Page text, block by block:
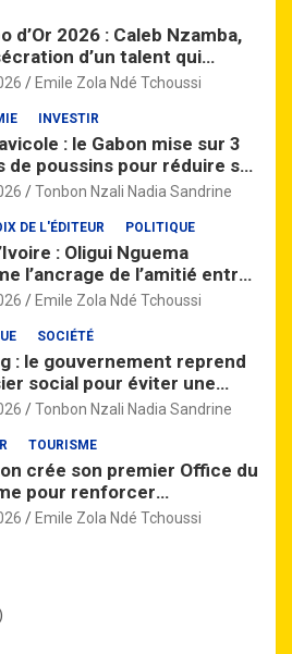
d’Or 2026 : Caleb Nzamba,
d’un talent qui
Emile Zola Ndé Tchoussi
INVESTIR
: le Gabon mise sur 3
de poussins pour réduire sa
aux importations
Tonbon Nzali Nadia Sandrine
DE L'ÉDITEUR POLITIQUE
: Oligui Nguema
l’ancrage de l’amitié entre
et Abidjan
Emile Zola Ndé Tchoussi
SOCIÉTÉ
: le gouvernement reprend
social pour éviter une
Moanda
Tonbon Nzali Nadia Sandrine
TOURISME
crée son premier Office du
pour renforcer
de la destination
Emile Zola Ndé Tchoussi